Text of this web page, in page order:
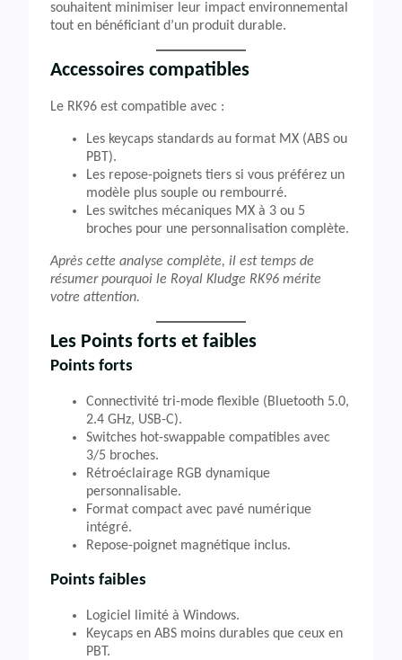
souhaitent minimiser leur impact environnemental
tout en bénéficiant d’un produit durable.
Accessoires compatibles
Le RK96 est compatible avec :
Les keycaps standards au format MX (ABS ou
PBT).
Les repose-poignets tiers si vous préférez un
modèle plus souple ou rembourré.
Les switches mécaniques MX à 3 ou 5
broches pour une personnalisation complète.
Après cette analyse complète, il est temps de
résumer pourquoi le Royal Kludge RK96 mérite
votre attention.
Les Points forts et faibles
Points forts
Connectivité tri-mode flexible (Bluetooth 5.0,
2.4 GHz, USB-C).
Switches hot-swappable compatibles avec
3/5 broches.
Rétroéclairage RGB dynamique
personnalisable.
Format compact avec pavé numérique
intégré.
Repose-poignet magnétique inclus.
Points faibles
Logiciel limité à Windows.
Keycaps en ABS moins durables que ceux en
PBT.